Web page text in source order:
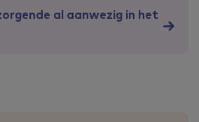
al aanwezig in het